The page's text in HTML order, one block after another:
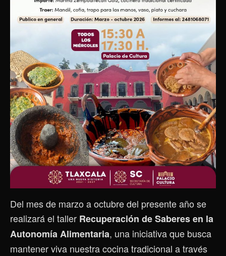
Del mes de marzo a octubre del presente año se
realizará el taller Recuperación de Saberes en la
Autonomía Alimentaria, una iniciativa que busca
mantener viva nuestra cocina tradicional a través